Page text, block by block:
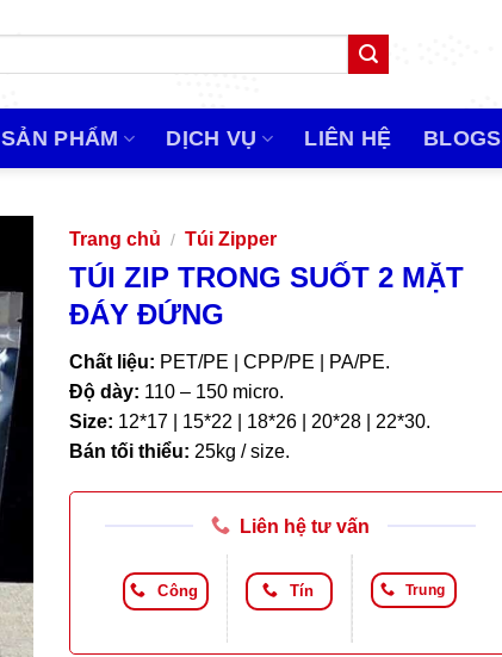
SẢN PHẨM DỊCH VỤ LIÊN HỆ BLOGS
Trang chủ / Túi Zipper
TÚI ZIP TRONG SUỐT 2 MẶT
ĐÁY ĐỨNG
Chất liệu: PET/PE | CPP/PE | PA/PE.
Độ dày: 110 – 150 micro.
Size: 12*17 | 15*22 | 18*26 | 20*28 | 22*30.
Bán tối thiểu: 25kg / size.
Liên hệ tư vấn
Công Tín Trung